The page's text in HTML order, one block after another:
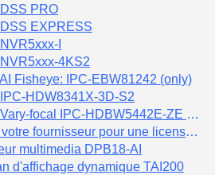
PRO
EXPRESS
I
4KS2
Fisheye: IPC-EBW81242 (only)
HDW8341X-3D-S2
Microprogramme pour Vary-focal IPC-HDBW5442E-ZE or others
DSS PRO - Contactez votre fournisseur pour une license d'essaie
multimedia DPB18-AI
d'affichage dynamique TAI200